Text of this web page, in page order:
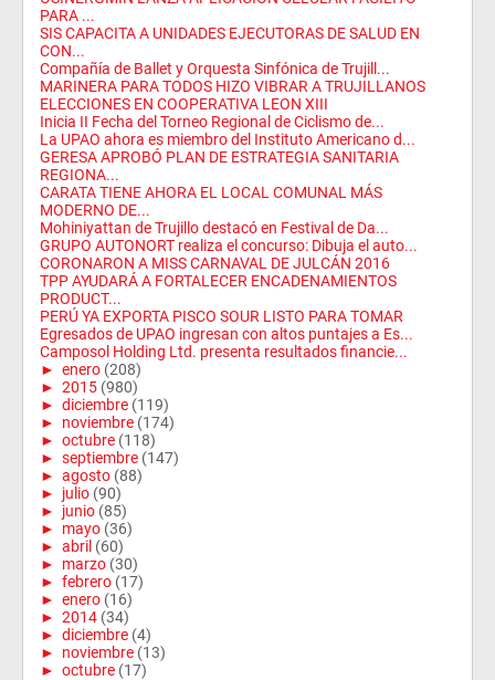
PARA ...
SIS CAPACITA A UNIDADES EJECUTORAS DE SALUD EN
CON...
Compañía de Ballet y Orquesta Sinfónica de Trujill...
MARINERA PARA TODOS HIZO VIBRAR A TRUJILLANOS
ELECCIONES EN COOPERATIVA LEON XIII
Inicia II Fecha del Torneo Regional de Ciclismo de...
La UPAO ahora es miembro del Instituto Americano d...
GERESA APROBÓ PLAN DE ESTRATEGIA SANITARIA
REGIONA...
CARATA TIENE AHORA EL LOCAL COMUNAL MÁS
MODERNO DE...
Mohiniyattan de Trujillo destacó en Festival de Da...
GRUPO AUTONORT realiza el concurso: Dibuja el auto...
CORONARON A MISS CARNAVAL DE JULCÁN 2016
TPP AYUDARÁ A FORTALECER ENCADENAMIENTOS
PRODUCT...
PERÚ YA EXPORTA PISCO SOUR LISTO PARA TOMAR
Egresados de UPAO ingresan con altos puntajes a Es...
Camposol Holding Ltd. presenta resultados financie...
► enero (208)
► 2015 (980)
► diciembre (119)
► noviembre (174)
► octubre (118)
► septiembre (147)
► agosto (88)
► julio (90)
► junio (85)
► mayo (36)
► abril (60)
► marzo (30)
► febrero (17)
► enero (16)
► 2014 (34)
► diciembre (4)
► noviembre (13)
► octubre (17)